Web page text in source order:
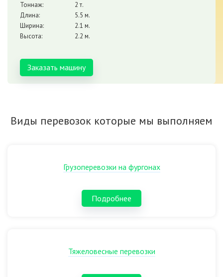
Тоннаж:
2 т.
Длина:
5.5 м.
Ширина:
2.1 м.
Высота:
2.2 м.
Заказать машину
Виды перевозок которые мы выполняем
Грузоперевозки на фургонах
Подробнее
Тяжеловесные перевозки